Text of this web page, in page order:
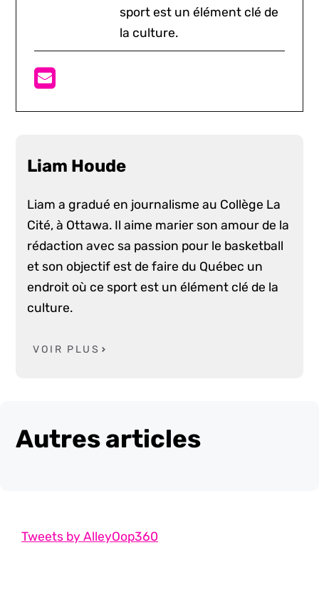
sport est un élément clé de
la culture.
Liam Houde
Liam a gradué en journalisme au Collège La
Cité, à Ottawa. Il aime marier son amour de la
rédaction avec sa passion pour le basketball
et son objectif est de faire du Québec un
endroit où ce sport est un élément clé de la
culture.
VOIR PLUS
Autres articles
Tweets by AlleyOop360